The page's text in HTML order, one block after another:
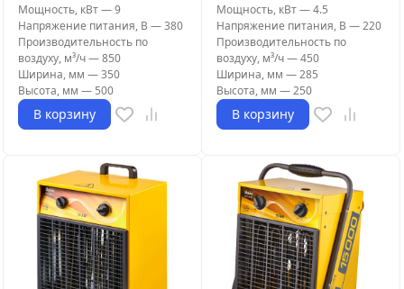
Мощность, кВт—9
Напряжение питания, В —380
Производительность по
воздуху, м³/ч—850
Ширина, мм —350
Высота, мм — 500
В корзину
Мощность, кВт—4.5
Напряжение питания, В —220
Производительность по
воздуху, м³/ч—450
Ширина, мм —285
Высота, мм —250
В корзину